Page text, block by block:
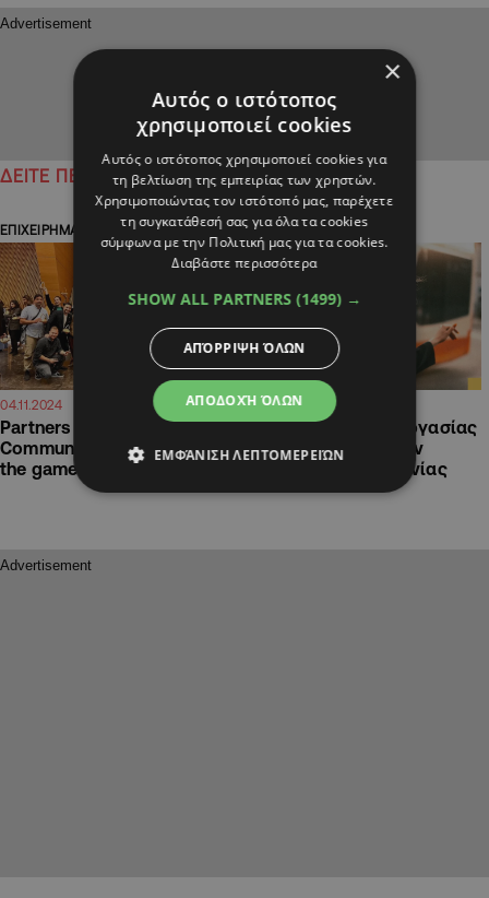
ΔΕΙΤΕ ΠΕΡΙΣΣΟΤΕΡΑ
ΕΠΙΧΕΙΡΗΜΑΤΙΚΑ ΝΕΑ
04.11.2024
Partners Connected
Communications: Changing
the game στα Carob Awards
ΕΠΙΧΕΙΡΗΜΑΤΙΚΑ ΝΕΑ
03.04.2024 11:01
Ο ιδανικός χώρος εργασίας
για τις γυναίκες στον
τομέα της επικοινωνίας
×
Αυτός ο ιστότοπος
χρησιμοποιεί cookies
Αυτός ο ιστότοπος χρησιμοποιεί cookies για
τη βελτίωση της εμπειρίας των χρηστών.
Χρησιμοποιώντας τον ιστότοπό μας, παρέχετε
τη συγκατάθεσή σας για όλα τα cookies
σύμφωνα με την Πολιτική μας για τα cookies.
Διαβάστε περισσότερα
SHOW ALL PARTNERS (1499) →
ΑΠΟΔΟΧΉ ΌΛΩΝ
ΑΠΌΡΡΙΨΗ ΌΛΩΝ
ΕΜΦΆΝΙΣΗ ΛΕΠΤΟΜΕΡΕΙΏΝ